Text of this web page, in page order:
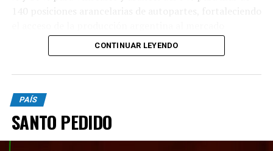
ecuatoriano.
ampliar la cantidad de modelos exportados y consolidar
el crecimiento de uno de los principales complejos
industriales y exportadores del país.
CONTINUAR LEYENDO
PAÍS
SANTO PEDIDO